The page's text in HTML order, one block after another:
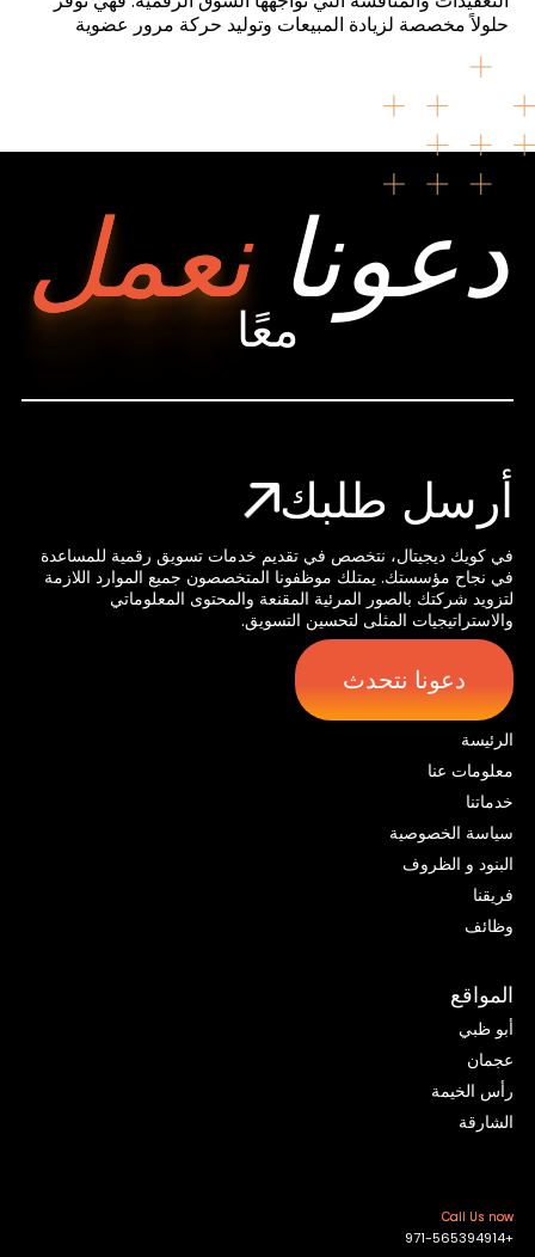
حلولاً مخصصة لزيادة المبيعات وتوليد حركة مرور عضوية
دعونانعملمعًا
أرسل طلبك
في كويك ديجيتال، نتخصص في تقديم خدمات تسويق رقمية للمساعدة
في نجاح مؤسستك. يمتلك موظفونا المتخصصون جميع الموارد اللازمة
لتزويد شركتك بالصور المرئية المقنعة والمحتوى المعلوماتي
والاستراتيجيات المثلى لتحسين التسويق.
دعونا نتحدث
الرئيسة
معلومات عنا
خدماتنا
سياسة الخصوصية
البنود و الظروف
فريقنا
وظائف
المواقع
أبو ظبي
عجمان
رأس الخيمة
الشارقة
Call Us now
+971-565394914